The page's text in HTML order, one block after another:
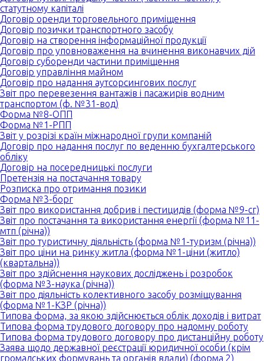
статутному капіталі
Договір оренди торговельного приміщення
Договір позички транспортного засобу
Договір на створення інформаційної продукції
Договір про уповноваження на вчинення виконавчих дій
Договір суборенди частини приміщення
Договір управління майном
Договір про надання аутсорсингових послуг
Звіт про перевезення вантажів і пасажирів водним
транспортом (ф. №31-вод)
Форма №8-ОПП
Форма №1-РПП
Звіт у розрізі країн міжнародної групи компаній
Договір про надання послуг по веденню бухгалтерського
обліку
Договір на посередницькі послуги
Претензія на постачання товару
Розписка про отримання позики
Форма №3-борг
Звіт про використання добрив і пестицидів (форма №9-сг)
Звіт про постачання та використання енергії (форма №11-
мтп (річна))
Звіт про туристичну діяльність (форма №1-туризм (річна))
Звіт про ціни на ринку житла (форма №1-ціни (житло)
(квартальна))
Звіт про здійснення наукових досліджень і розробок
(форма №3-наука (річна))
Звіт про діяльність колективного засобу розміщування
(форма №1-КЗР (річна))
Типова форма, за якою здійснюється облік доходів і витрат
Типова форма трудового договору про надомну роботу
Типова форма трудового договору про дистанційну роботу
Заява щодо державної реєстрації юридичної особи (крім
громадських формувань та органів влади) (форма 2)